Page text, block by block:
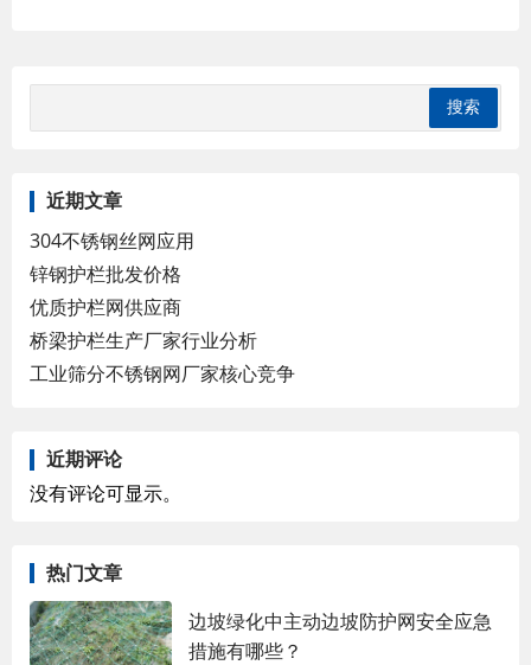
近期文章
304不锈钢丝网应用
锌钢护栏批发价格
优质护栏网供应商
桥梁护栏生产厂家行业分析
工业筛分不锈钢网厂家核心竞争
近期评论
没有评论可显示。
热门文章
边坡绿化中主动边坡防护网安全应急
措施有哪些？